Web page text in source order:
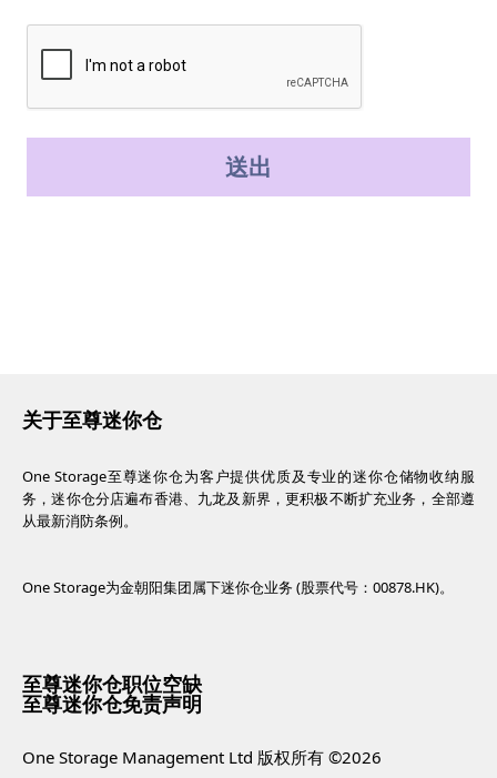
送出
关于至尊迷你仓
One Storage至尊迷你仓为客户提供优质及专业的迷你仓储物收纳服
务，迷你仓分店遍布香港、九龙及新界，更积极不断扩充业务，全部遵
从最新消防条例。
One Storage为金朝阳集团属下迷你仓业务 (股票代号：00878.HK)。
至尊迷你仓职位空缺
至尊迷你仓免责声明
One Storage Management Ltd 版权所有 ©2026